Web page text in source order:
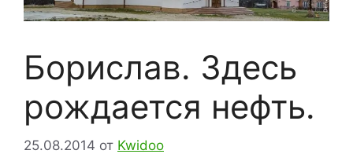
Борислав. Здесь
рождается нефть.
25.08.2014 от Kwidoo